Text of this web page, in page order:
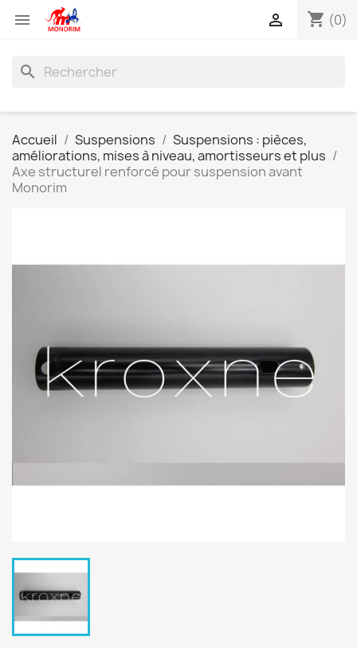
 shopping_cart (0)

search
Accueil Suspensions
Suspensions : pièces,
améliorations, mises à niveau, amortisseurs et plus
Axe structurel renforcé pour suspension avant
Monorim